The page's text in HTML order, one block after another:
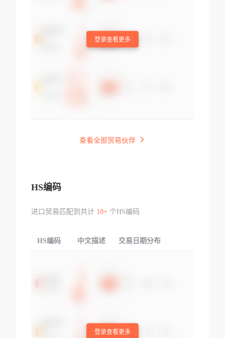
登录查看更多
查看全部贸易伙伴
HS编码
进口贸易匹配到共计 10+个HS编码
HS编码 中文描述 交易日期分布
登录查看更多